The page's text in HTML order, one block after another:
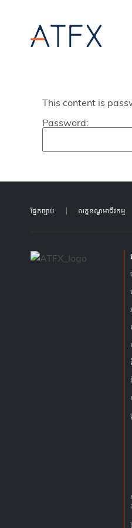
This content is
Password:
ផ្នែកច្បាប់ លក្ខខណ្ឌអាជីវកម្ម